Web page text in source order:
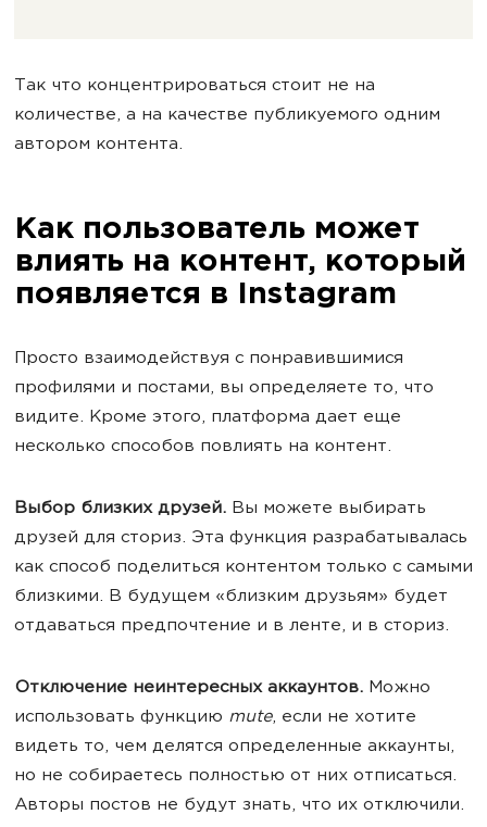
Так что концентрироваться стоит не на
количестве, а на качестве публикуемого одним
автором контента.
Как пользователь может
влиять на контент, который
появляется в Instagram
Просто взаимодействуя с понравившимися
профилями и постами, вы определяете то, что
видите. Кроме этого, платформа дает еще
несколько способов повлиять на контент.
Выбор близких друзей. Вы можете выбирать
друзей для сториз. Эта функция разрабатывалась
как способ поделиться контентом только с самыми
близкими. В будущем «близким друзьям» будет
отдаваться предпочтение и в ленте, и в сториз.
Отключение неинтересных аккаунтов. Можно
использовать функцию mute, если не хотите
видеть то, чем делятся определенные аккаунты,
но не собираетесь полностью от них отписаться.
Авторы постов не будут знать, что их отключили.